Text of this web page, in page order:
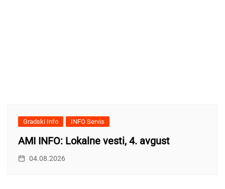
Gradski Info INFO Servis
AMI INFO: Lokalne vesti, 4. avgust
04.08.2026